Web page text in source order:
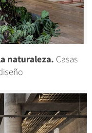
naturaleza. Casas